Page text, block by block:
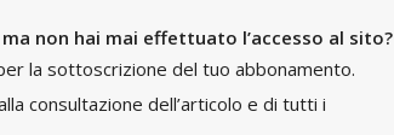
non hai mai effettuato l’accesso al sito?
la sottoscrizione del tuo abbonamento.
consultazione dell’articolo e di tutti i